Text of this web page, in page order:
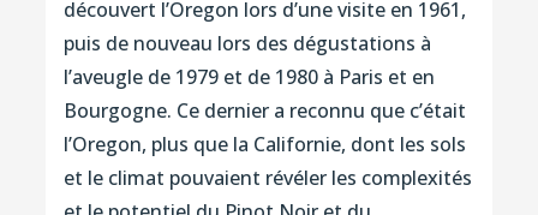
découvert l’Oregon lors d’une visite en 1961,
puis de nouveau lors des dégustations à
l’aveugle de 1979 et de 1980 à Paris et en
Bourgogne. Ce dernier a reconnu que c’était
l’Oregon, plus que la Californie, dont les sols
et le climat pouvaient révéler les complexités